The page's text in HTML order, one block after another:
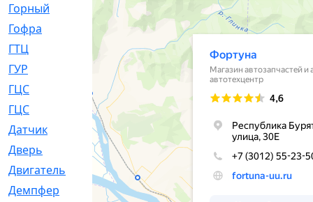
Горный
[1]
Гофра
[86]
ГТЦ
[96]
ГУР
[34]
ГЦC
[6]
ГЦС
[74]
Датчик
[969]
Дверь
[249]
Двигатель
[64]
Демпфер
[2]